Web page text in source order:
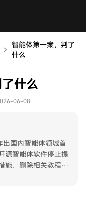
智能体第一案，判了
什么
什么
06-08
出国内智能体领域首
源智能体软件停止提
施、删除相关教程和